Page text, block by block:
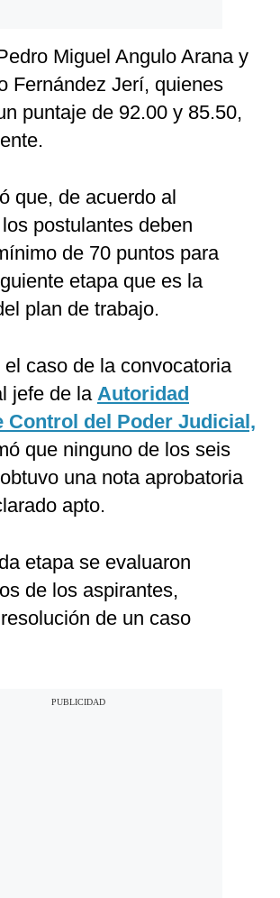
Miguel Angulo Arana y
Fernández Jerí, quienes
puntaje de 92.00 y 85.50,
que, de acuerdo al
postulantes deben
de 70 puntos para
etapa que es la
plan de trabajo.
caso de la convocatoria
jefe de la Autoridad
Control del Poder Judicial,
que ninguno de los seis
una nota aprobatoria
apto.
etapa se evaluaron
de los aspirantes,
de un caso